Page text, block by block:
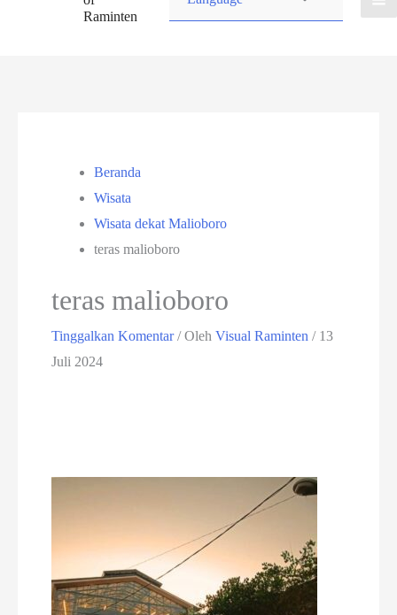
Raminten
Beranda
Wisata
Wisata dekat Malioboro
teras malioboro
teras malioboro
Tinggalkan Komentar / OlehVisual Raminten/ 13
Juli 2024